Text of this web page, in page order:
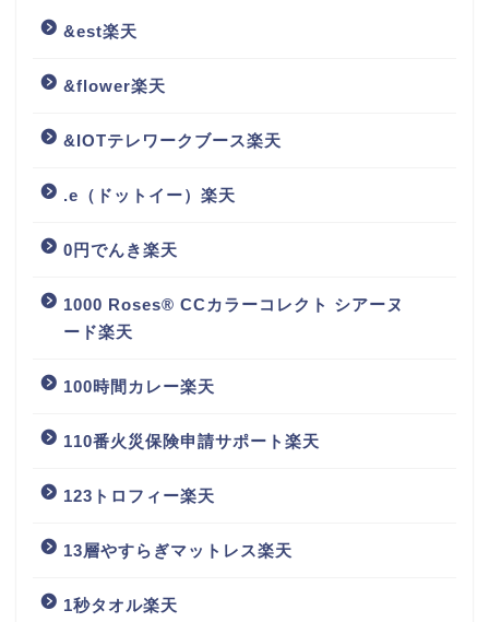
&est楽天
&flower楽天
&IOTテレワークブース楽天
.e（ドットイー）楽天
0円でんき楽天
1000 Roses® CCカラーコレクト シアーヌ
ード楽天
100時間カレー楽天
110番火災保険申請サポート楽天
123トロフィー楽天
13層やすらぎマットレス楽天
1秒タオル楽天